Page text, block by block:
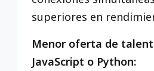
superiores en
Menor oferta de
JavaScript o Python: